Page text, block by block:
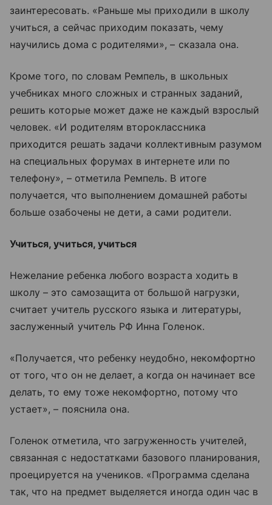
заинтересовать. «Раньше мы приходили в школу
учиться, а сейчас приходим показать, чему
научились дома с родителями», – сказала она.
Кроме того, по словам Ремпель, в школьных
учебниках много сложных и странных заданий,
решить которые может даже не каждый взрослый
человек. «И родителям второклассника
приходится решать задачи коллективным разумом
на специальных форумах в интернете или по
телефону», – отметила Ремпель. В итоге
получается, что выполнением домашней работы
больше озабочены не дети, а сами родители.
Учиться, учиться, учиться
Нежелание ребенка любого возраста ходить в
школу – это самозащита от большой нагрузки,
считает учитель русского языка и литературы,
заслуженный учитель РФ Инна Голенок.
«Получается, что ребенку неудобно, некомфортно
от того, что он не делает, а когда он начинает все
делать, то ему тоже некомфортно, потому что
устает», – пояснила она.
Голенок отметила, что загруженность учителей,
связанная с недостатками базового планирования,
проецируется на учеников. «Программа сделана
так, что на предмет выделяется иногда один час в